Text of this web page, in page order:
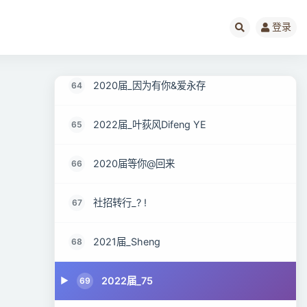
登录
64 2020届_因为有你&爱永存
65 2022届_叶荻风Difeng YE
66 2020届等你@回来
67 社招转行_? !
68 2021届_Sheng
69 2022届_75